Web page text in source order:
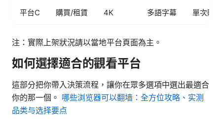
平台C 購買/租賃 4K 多語字幕 單次購
注：實際上架狀況請以當地平台頁面為主。
如何選擇適合的觀看平台
這部分把你帶入決策流程，讓你在眾多選項中選出最適合
你的那一個。 哪些浏览器可以翻墙：全方位攻略、实测
品类与选择要点